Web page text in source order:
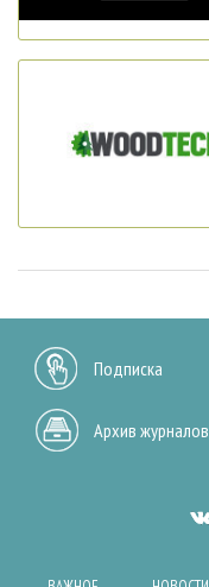
Подписка
Архив журналов